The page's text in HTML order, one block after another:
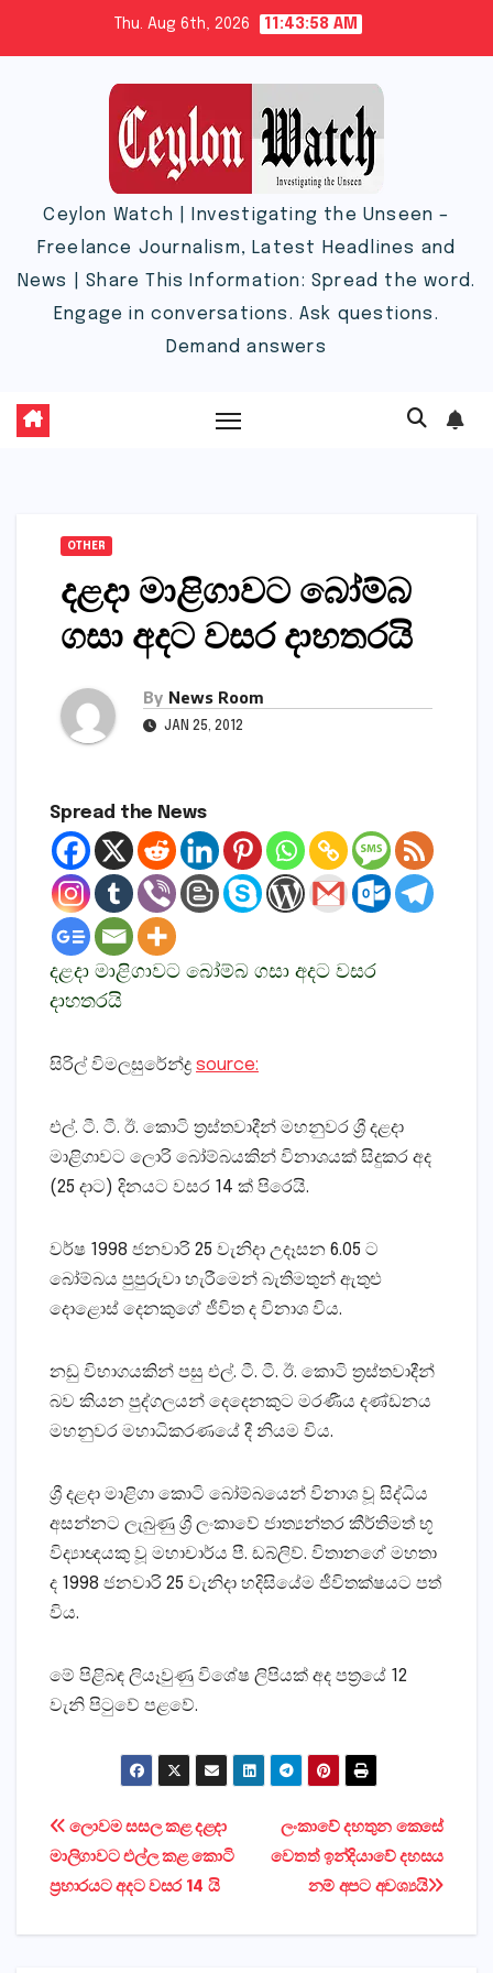
Thu. Aug 6th, 2026 11:43:59 AM
Ceylon Watch | Investigating the Unseen –
Freelance Journalism, Latest Headlines and
News | Share This Information: Spread the word.
Engage in conversations. Ask questions.
Demand answers
OTHER
දළදා මාළිගාවට බෝම්බ
ගසා අදට වසර දාහතරයි
By News Room
JAN 25, 2012
Spread the News
දළදා මාළිගාවට බෝම්බ ගසා අදට වසර
දාහතරයි
සිරිල් විමලසුරේන්ද්‍ර source:
එල්. ටී. ටී. ඊ. කොටි ත්‍රස්‌තවාදීන් මහනුවර ශ්‍රී දළදා
මාළිගාවට ලොරි බෝම්බයකින් විනාශයක්‌ සිදුකර අද
(25 දාට) දිනයට වසර 14 ක්‌ පිරෙයි.
වර්ෂ 1998 ජනවාරි 25 වැනිදා උදෑසන 6.05 ට
බෝම්බය පුපුරුවා හැරීමෙන් බැතිමතුන් ඇතුළු
දොළොස්‌ දෙනකුගේ ජීවිත ද විනාශ විය.
නඩු විභාගයකින් පසු එල්. ටී. ටී. ඊ. කොටි ත්‍රස්‌තවාදීන්
බව කියන පුද්ගලයන් දෙදෙනකුට මරණීය දණ්‌ඩනය
මහනුවර මහාධිකරණයේ දී නියම විය.
ශ්‍රී දළදා මාළිගා කොටි බෝම්බයෙන් විනාශ වූ සිද්ධිය
අසන්නට ලැබුණු ශ්‍රී ලංකාවේ ජාත්‍යන්තර කීර්තිමත් භූ
විද්‍යාඥයකු වූ මහාචාර්ය පී. ඩබ්ලිව්. විතානගේ මහතා
ද 1998 ජනවාරි 25 වැනිදා හදිසියේම ජීවිතක්‌ෂයට පත්
විය.
මේ පිළිබඳ ලියෑවුණු විශේෂ ලිපියක්‌ අද පත්‍රයේ 12
වැනි පිටුවේ පළවේ.
Post
navigation
ලංකාවේ දහතුන කෙසේ
වෙතත් ඉන්දියාවේ දහසය
නම් අපට අවශ්‍යයි
ලොවම සසල කළ දළදා
මාලිගාවට එල්ල කළ කොටි
ප්‍රහාරයට අදට වසර 14 යි